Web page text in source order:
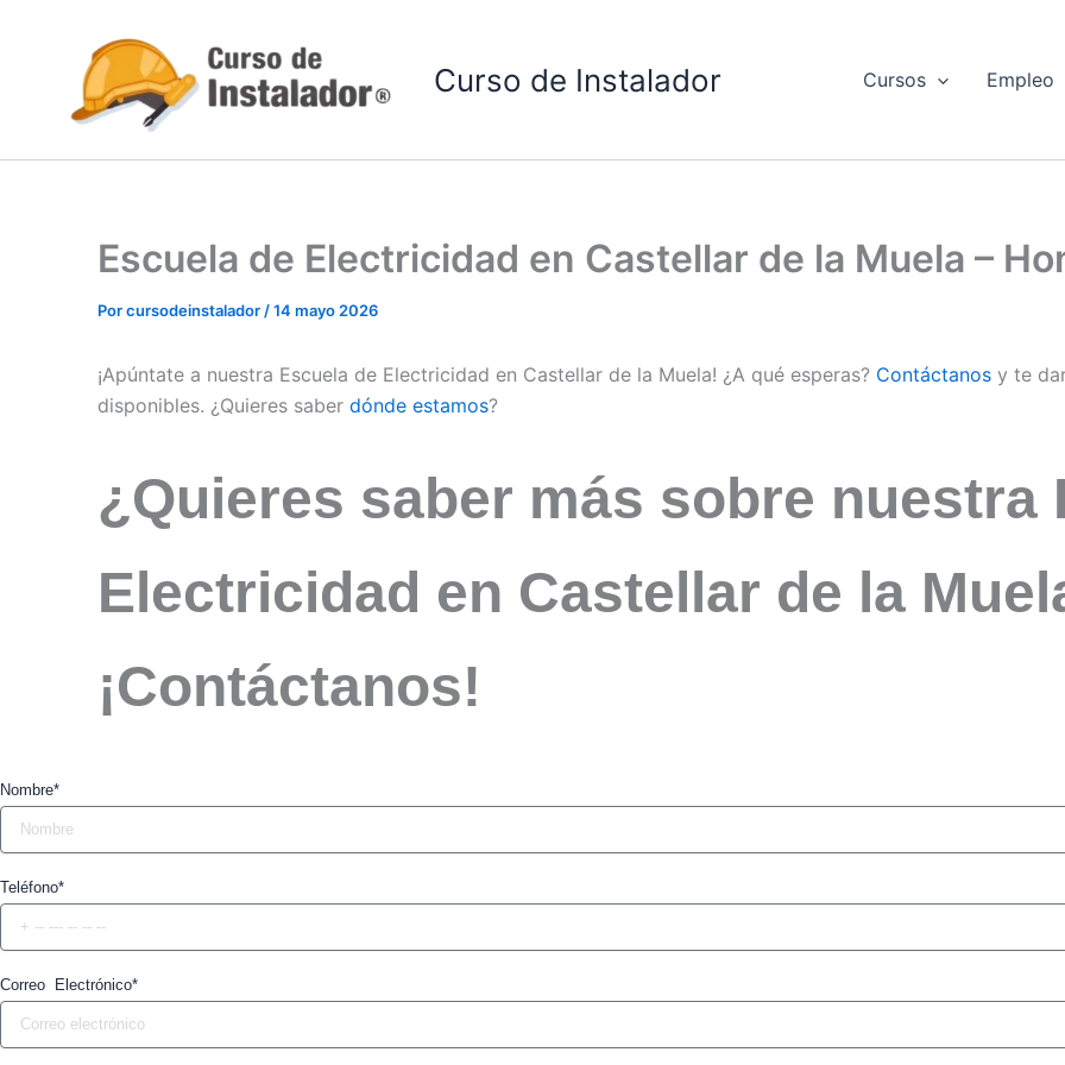
contenido
Curso de Instalador Cursos Empleo
Escuela de Electricidad en Castellar de la Muela –
Porcursodeinstalador/14 mayo 2026
¡Apúntate a nuestra Escuela de Electricidad en Castellar de la Muela! ¿A qué esperas? Contáctanos y te
disponibles. ¿Quieres saber dónde estamos?
¿Quieres saber más sobre nuestra
Electricidad en Castellar de la
¡Contáctanos!
Nombre*
Teléfono*
Correo Electrónico*